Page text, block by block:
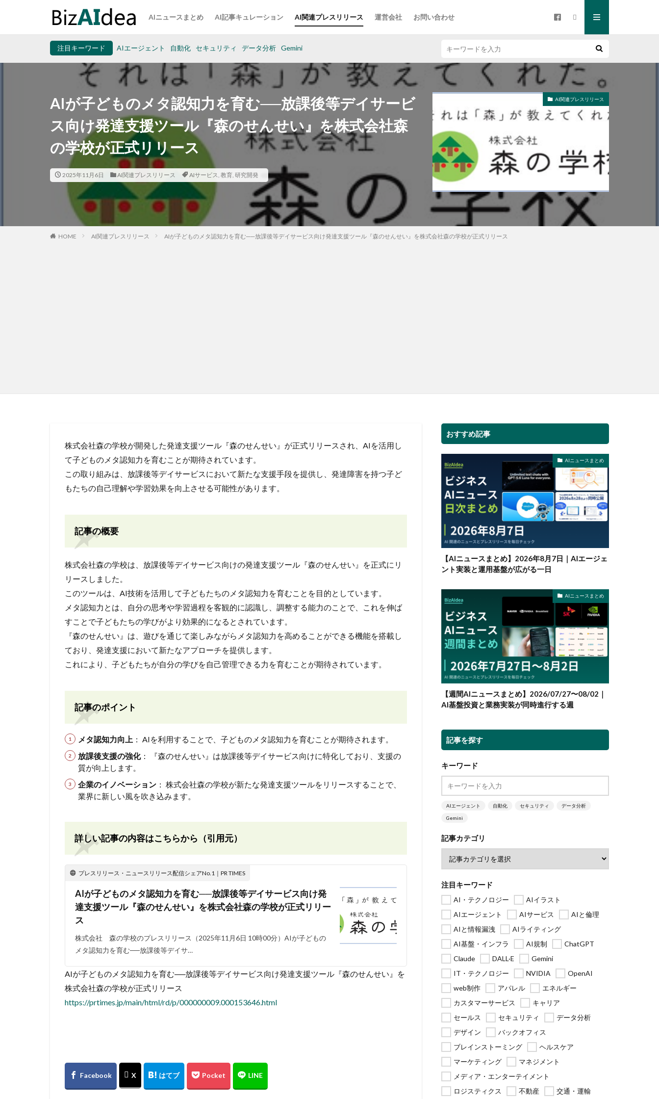
AIニュースまとめ AI記事キュレーション AI関連プレスリリース 運営会社 お問い合わせ
注目キーワード AIエージェント 自動化 セキュリティ データ分析 Gemini
AIが子どものメタ認知力を育む──放課後等デイサービ
ス向け発達支援ツール『森のせんせい』を株式会社森
の学校が正式リリース
2025年11月6日 AI関連プレスリリース AIサービス, 教育, 研究開発
AI関連プレスリリース
HOME AI関連プレスリリース AIが子どものメタ認知力を育む──放課後等デイサービス向け発達支援ツール『森のせんせい』を株式会社森の学校が正式リリース
株式会社森の学校が開発した発達支援ツール『森のせんせい』が正式リリースされ、AIを活用し
て子どものメタ認知力を育むことが期待されています。
この取り組みは、放課後等デイサービスにおいて新たな支援手段を提供し、発達障害を持つ子ど
もたちの自己理解や学習効果を向上させる可能性があります。
記事の概要
株式会社森の学校は、放課後等デイサービス向けの発達支援ツール『森のせんせい』を正式にリ
リースしました。
このツールは、AI技術を活用して子どもたちのメタ認知力を育むことを目的としています。
メタ認知力とは、自分の思考や学習過程を客観的に認識し、調整する能力のことで、これを伸ば
すことで子どもたちの学びがより効果的になるとされています。
『森のせんせい』は、遊びを通じて楽しみながらメタ認知力を高めることができる機能を搭載し
ており、発達支援において新たなアプローチを提供します。
これにより、子どもたちが自分の学びを自己管理できる力を育むことが期待されています。
記事のポイント
メタ認知力向上 ： AIを利用することで、子どものメタ認知力を育むことが期待されます。
放課後支援の強化： 『森のせんせい』は放課後等デイサービス向けに特化しており、支援の
質が向上します。
企業のイノベーション ： 株式会社森の学校が新たな発達支援ツールをリリースすることで、
業界に新しい風を吹き込みます。
詳しい記事の内容はこちらから（引用元）
プレスリリース・ニュースリリース配信シェアNo.1｜PR TIMES
AIが子どものメタ認知力を育む──放課後等デイサービス向け発
達支援ツール『森のせんせい』を株式会社森の学校が正式リリー
ス
株式会社 森の学校のプレスリリース（2025年11月6日 10時00分）AIが子どもの
メタ認知力を育む──放課後等デイサ…
AIが子どものメタ認知力を育む──放課後等デイサービス向け発達支援ツール『森のせんせい』を
株式会社森の学校が正式リリース
https://prtimes.jp/main/html/rd/p/000000009.000153646.html
おすすめ記事
AIニュースまとめ
【AIニュースまとめ】2026年8月7日｜AIエージェ
ント実装と運用基盤が広がる一日
AIニュースまとめ
【週間AIニュースまとめ】2026/07/27〜08/02｜
AI基盤投資と業務実装が同時進行する週
記事を探す
キーワード
AIエージェント 自動化 セキュリティ データ分析
Gemini
記事カテゴリ
注目キーワード
AI・テクノロジー
AIイラスト
AIエージェント
AIサービス
AIと倫理
AIと情報漏洩
AIライティング
AI基盤・インフラ
AI規制
ChatGPT
Claude
DALL·E
Gemini
IT・テクノロジー
NVIDIA
OpenAI
web制作
アパレル
エネルギー
カスタマーサービス
キャリア
セールス
セキュリティ
データ分析
デザイン
バックオフィス
ブレインストーミング
ヘルスケア
マーケティング
マネジメント
メディア・エンターテイメント
ロジスティクス
不動産
交通・運輸